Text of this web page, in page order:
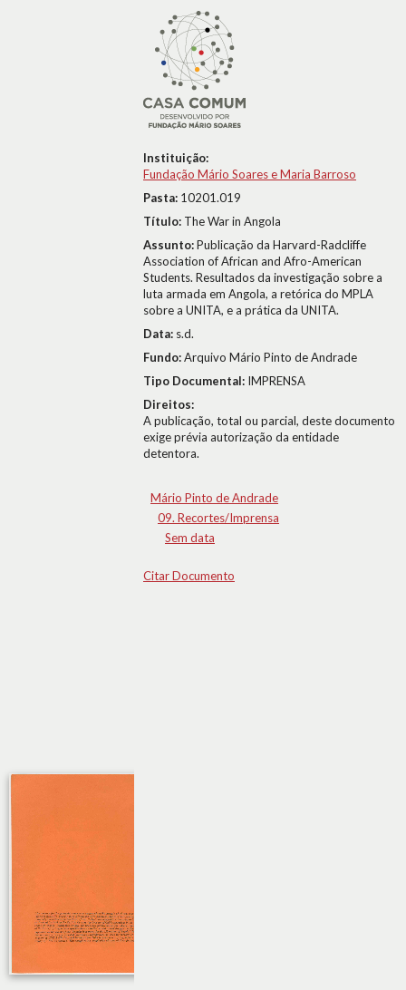
Instituição:
Fundação Mário Soares e Maria Barroso
Pasta: 10201.019
Título: The War in Angola
Assunto:Publicação da Harvard-Radcliffe
Association of African and Afro-American
Students. Resultados da investigação sobre a
luta armada em Angola, a retórica do MPLA
sobre a UNITA, e a prática da UNITA.
Data: s.d.
Fundo:Arquivo Mário Pinto de Andrade
Tipo Documental: IMPRENSA
Direitos:
A publicação, total ou parcial, deste documento
exige prévia autorização da entidade
detentora.
Mário Pinto de Andrade
09. Recortes/Imprensa
Sem data
Citar Documento